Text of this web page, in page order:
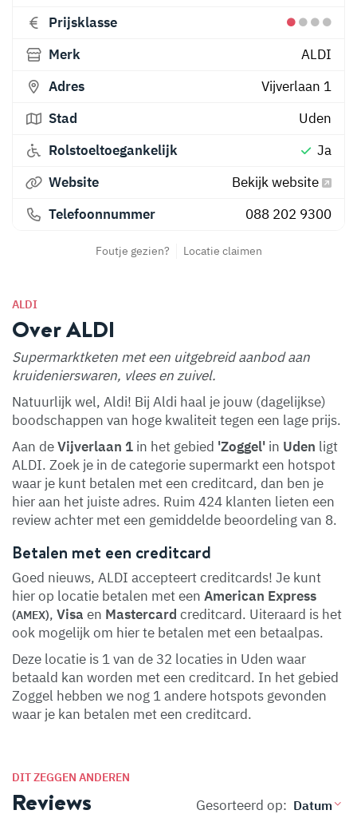
ALDI
Over ALDI
Supermarktketen met een uitgebreid aanbod aan
kruidenierswaren, vlees en zuivel.
Natuurlijk wel, Aldi! Bij Aldi haal je jouw (dagelijkse)
boodschappen van hoge kwaliteit tegen een lage prijs.
Aan deVijverlaan 1 in het gebied 'Zoggel' in Uden ligt
ALDI. Zoek je in de categorie supermarkt een hotspot
waar je kunt betalen met een creditcard, dan ben je
hier aan het juiste adres. Ruim 424 klanten lieten een
review achter met een gemiddelde beoordeling van 8.
Betalen met een creditcard
Goed nieuws, ALDI accepteert creditcards! Je kunt
hier op locatie betalen met een American Express
(AMEX), Visa en Mastercard creditcard. Uiteraard is het
ook mogelijk om hier te betalen met een betaalpas.
Deze locatie is 1 van de 32 locaties in Uden waar
betaald kan worden met een creditcard. In het gebied
Zoggel hebben we nog 1 andere hotspots gevonden
waar je kan betalen met een creditcard.
Prijsklasse
Merk
ALDI
Adres
Vijverlaan 1
Stad
Uden
Rolstoeltoegankelijk
Ja
Website
Bekijk website
Telefoonnummer
088 202 9300
Foutje gezien? Locatie claimen
DIT ZEGGEN ANDEREN
Reviews Gesorteerd op: